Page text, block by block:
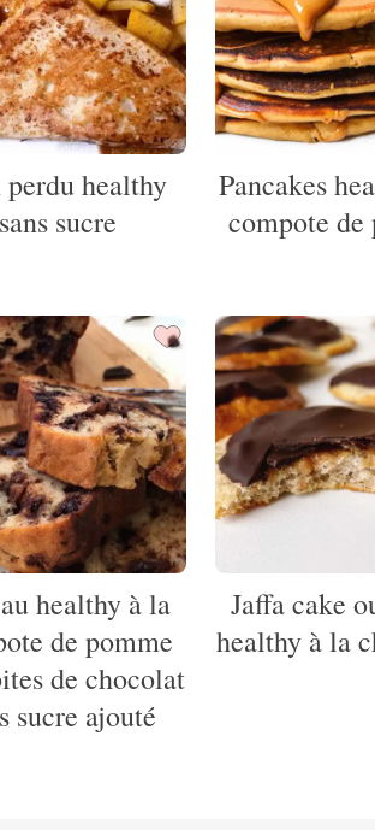
perdu healthy
sans sucre
Pancakes
compote de
healthy à la
de pomme
de chocolat
sucre ajouté
Jaffa cake
healthy à la